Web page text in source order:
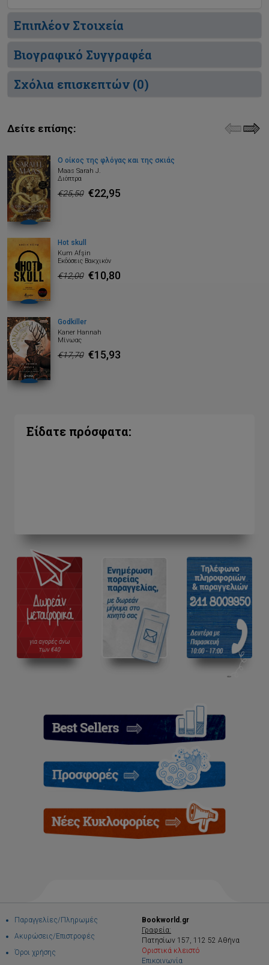
Επιπλέον Στοιχεία
Βιογραφικό Συγγραφέα
Σχόλια επισκεπτών (0)
Δείτε επίσης:
Ο οίκος της φλόγας και της σκιάς
Maas Sarah J.
Διόπτρα
€25,50 €22,95
Hot skull
Kum Afşin
Εκδόσεις Βακχικόν
€12,00 €10,80
Godkiller
Kaner Hannah
Μίνωας
€17,70 €15,93
Είδατε πρόσφατα:
Παραγγελίες/Πληρωμές
Ακυρώσεις/Επιστροφές
Όροι χρήσης
Bookworld.gr
Γραφεία:
Πατησίων 157, 112 52 Αθήνα
Οριστικά κλειστό
Επικοινωνία